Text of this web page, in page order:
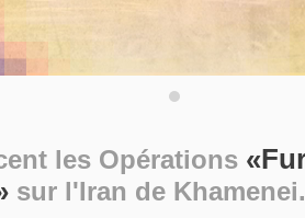
les Opérations
sur l'Iran de